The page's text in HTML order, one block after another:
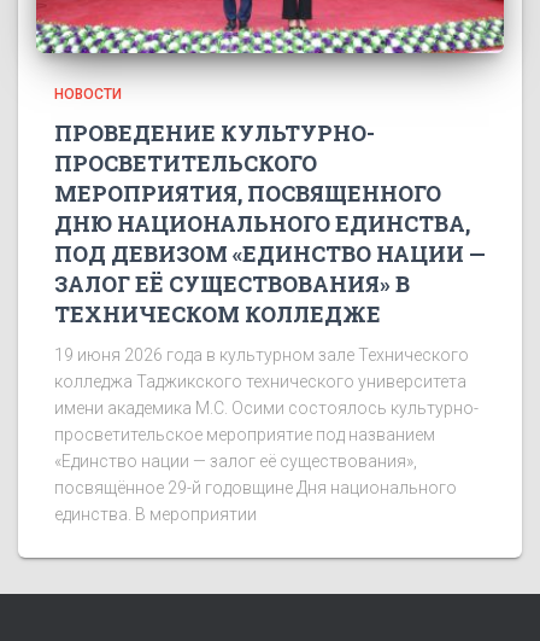
НОВОСТИ
ПРОВЕДЕНИЕ КУЛЬТУРНО-
ПРОСВЕТИТЕЛЬСКОГО
МЕРОПРИЯТИЯ, ПОСВЯЩЕННОГО
ДНЮ НАЦИОНАЛЬНОГО ЕДИНСТВА,
ПОД ДЕВИЗОМ «ЕДИНСТВО НАЦИИ —
ЗАЛОГ ЕЁ СУЩЕСТВОВАНИЯ» В
ТЕХНИЧЕСКОМ КОЛЛЕДЖЕ
19 июня 2026 года в культурном зале Технического
колледжа Таджикского технического университета
имени академика М.С. Осими состоялось культурно-
просветительское мероприятие под названием
«Единство нации — залог её существования»,
посвящённое 29-й годовщине Дня национального
единства. В мероприятии